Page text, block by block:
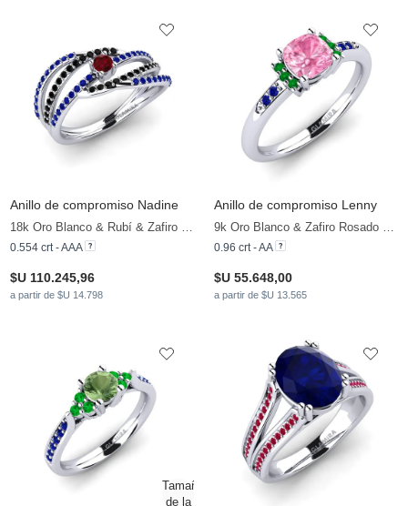
Anillo de compromiso Nadine
18k Oro Blanco & Rubí & Zafiro & Diamante Negro
0.554 crt - AAA
$U 110.245,96
a partir de $U 14.798
Anillo de compromiso Lenny
9k Oro Blanco & Zafiro Rosado & Esmeralda & Zafiro
0.96 crt - AA
$U 55.648,00
a partir de $U 13.565